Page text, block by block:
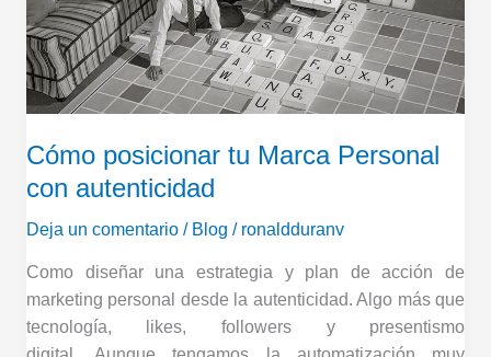
Cómo posicionar tu Marca Personal
con autenticidad
Deja un comentario / Blog / ronaldduranv
Como diseñar una estrategia y plan de acción de
marketing personal desde la autenticidad. Algo más que
tecnología, likes, followers y presentismo
Personal
con
autenticidad